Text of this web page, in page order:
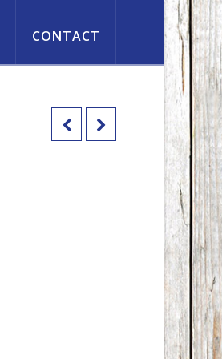
CONTACT